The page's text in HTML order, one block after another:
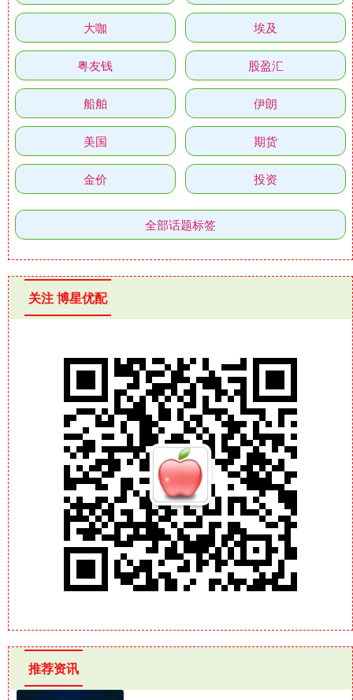
大咖 埃及
粤友钱 股盈汇
船舶 伊朗
美国 期货
金价 投资
全部话题标签
关注 博星优配
推荐资讯